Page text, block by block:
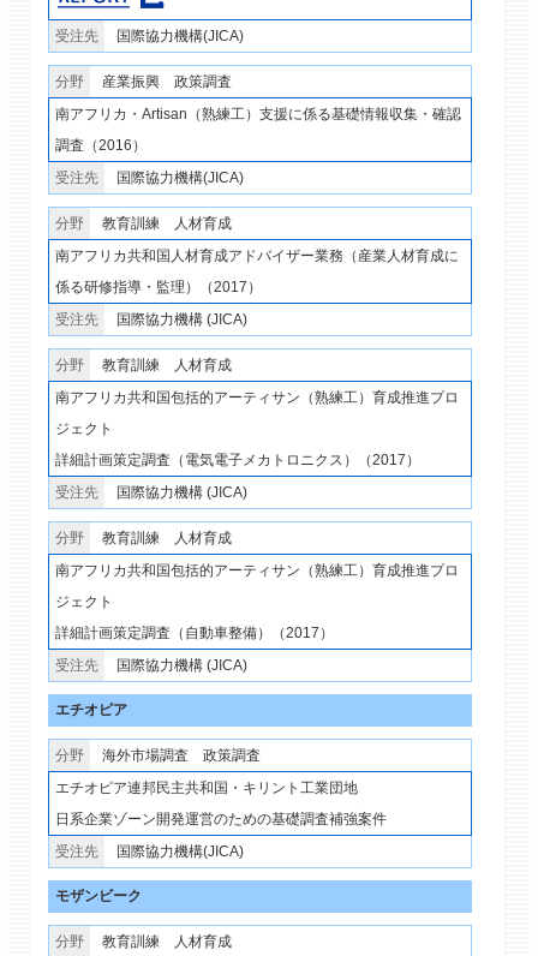
国際協力機構(JICA)
産業振興 政策調査
南アフリカ・Artisan（熟練工）支援に係る基礎情報収集・確認
調査（2016）
国際協力機構(JICA)
教育訓練
人材育成
南アフリカ共和国人材育成アドバイザー業務（産業人材育成に
係る研修指導・監理）（2017）
国際協力機構 (JICA)
教育訓練
人材育成
南アフリカ共和国包括的アーティサン（熟練工）育成推進プロ
ジェクト
詳細計画策定調査（電気電子メカトロニクス）（2017）
国際協力機構 (JICA)
教育訓練
人材育成
南アフリカ共和国包括的アーティサン（熟練工）育成推進プロ
ジェクト
詳細計画策定調査（自動車整備）（2017）
国際協力機構 (JICA)
エチオピア
海外市場調査 政策調査
エチオピア連邦民主共和国・キリント工業団地
日系企業ゾーン開発運営のための基礎調査補強案件
国際協力機構(JICA)
モザンビーク
教育訓練 人材育成